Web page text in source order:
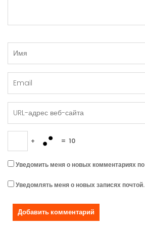
+ = 10
Уведомить меня о новых комментариях
Уведомлять меня о новых записях почтой.